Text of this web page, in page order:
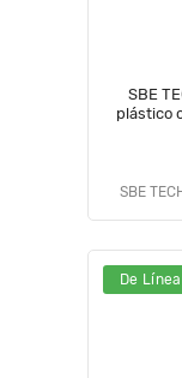
SBE
plástico
SBE
De Línea